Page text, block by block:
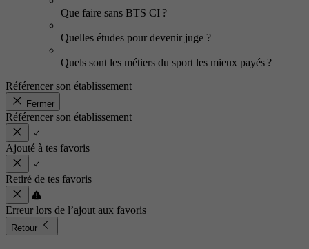
Que faire sans BTS CI ?
Quelles études pour devenir juge ?
Quels sont les métiers du sport les mieux payés ?
Référencer son établissement
Fermer
Référencer son établissement
Ajouté à tes favoris
Retiré de tes favoris
Erreur lors de l’ajout aux favoris
Retour